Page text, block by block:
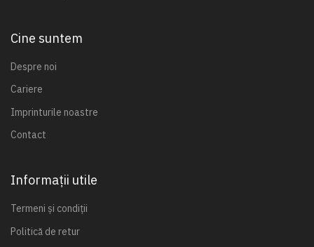
Cine suntem
Despre noi
Cariere
Imprinturile noastre
Contact
Informații utile
Termeni și condiții
Politică de retur